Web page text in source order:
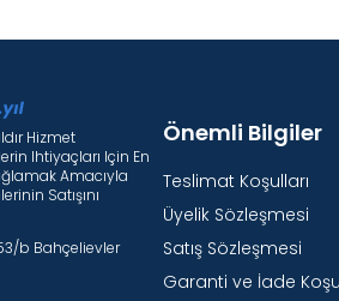
Hizmet
Ihtiyaçları Için En
Amacıyla
Satışını
b Bahçelievler
Önemli Bilgiler
Teslimat Koşulları
Üyelik Sözleşmesi
Satış Sözleşmesi
Garanti ve İade